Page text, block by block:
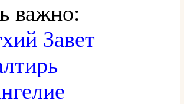
важно:
Завет